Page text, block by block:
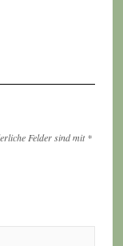
Felder sind mit*